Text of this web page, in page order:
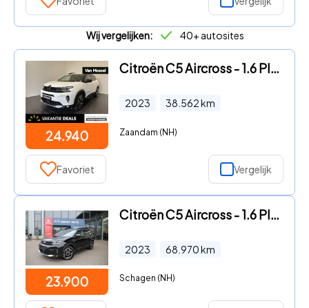
Wij vergelijken: 40+ autosites
24.940
Citroën C5 Aircross - 1.6 Plug-in Hybrid 225 Shine | APPLE CARPLAY & ANDROID AUTO
2023 38.562km
Zaandam (NH)
Favoriet Vergelijk
23.900
Citroën C5 Aircross - 1.6 Plug-in Hybrid 225 Feel EAT8 Automaat Airco Navi Camera
2023 68.970km
Schagen (NH)